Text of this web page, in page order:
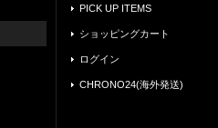
PICK UP ITEMS
ショッピングカート
ログイン
CHRONO24(海外発送)